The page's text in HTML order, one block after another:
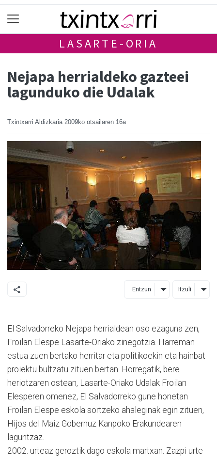
LASARTE-ORIA
Nejapa herrialdeko gazteei
lagunduko die Udalak
Txintxarri Aldizkaria 2009ko otsailaren 16a
Entzun Itzuli
El Salvadorreko Nejapa herrialdean oso ezaguna zen,
Froilan Elespe Lasarte-Oriako zinegotzia. Harreman
estua zuen bertako herritar eta politikoekin eta hainbat
proiektu bultzatu zituen bertan. Horregatik, bere
heriotzaren ostean, Lasarte-Oriako Udalak Froilan
Elesperen omenez, El Salvadorreko gune honetan
Froilan Elespe eskola sortzeko ahaleginak egin zituen,
Hijos del Maiz Gobernuz Kanpoko Erakundearen
laguntzaz.
2002. urteaz geroztik dago eskola martxan. Zazpi urte